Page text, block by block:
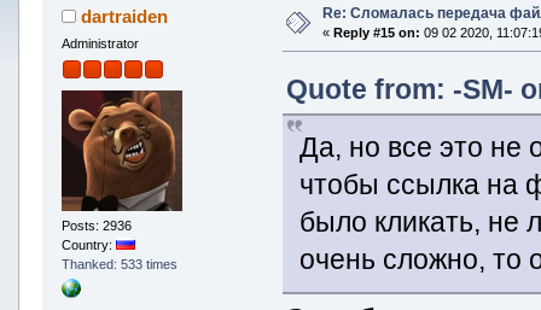
dartraiden
Administrator
Posts: 2936
Country:
Thanked: 533 times
Re: Сломалась передача
« Reply #15 on: 09 02 2020,
Quote from: -SM-
Да, но все это не
чтобы ссылка на
было кликать, не
очень сложно, то